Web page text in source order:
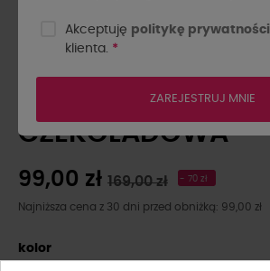
RÓŻĄ LA MILLA
CZEKOLADOWA
99,00 zł 169,00 zł - 70 zł
Najniższa cena z 30 dni przed obniżką: 99,00 zł
kolor
Akceptuję politykę prywatności
klienta. *
ZAREJESTRUJ MNIE